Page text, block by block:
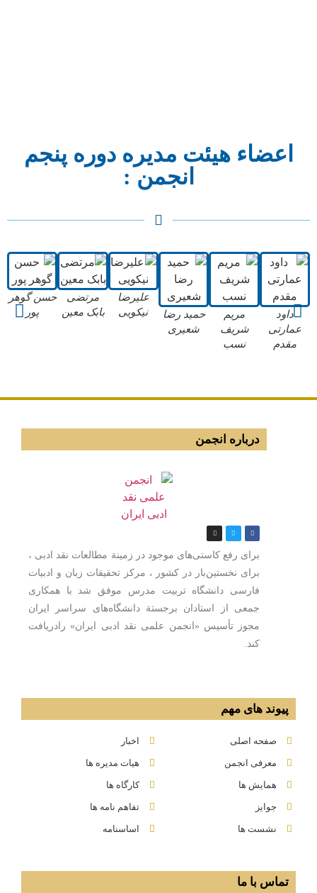
اعضاء هیئت مدیره دوره پنجم
انجمن :
داود
عمارتی
مقدم
مریم
شریف
نسب
حمید رضا
شعیری
علیرضا
نیکویی
مرتضی
بابک معین
حسن گوهر
پور
درباره انجمن
برای رفع كاستی‌های موجود در زمینة مطالعات نقد ادبی ،
برای نخستین‌بار در كشور ، مركز تحقیقات زبان و ادبیات
فارسی دانشگاه تربیت مدرس موفق شد با همكاری
جمعی از استادان برجستة دانشگاه‌های سراسر ایران
مجوز تأسیس «انجمن علمی نقد ادبی ایران» رادریافت
كند.
پیوند های مهم
صفحه اصلی
معرفی انجمن
همایش ها
جوایز
نشست ها
اخبار
هیات مدیره ها
کارگاه ها
تفاهم نامه ها
اساسنامه
تماس با ما